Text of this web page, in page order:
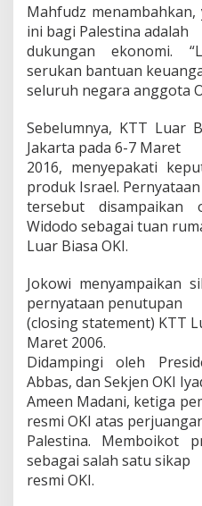
Mahfudz
ini bagi Palestina adalah
dukungan ekonomi.
serukan bantuan
seluruh negara anggota
Sebelumnya, KTT Luar
Jakarta pada 6-7 Maret
2016, menyepakati
produk Israel. Pernyataan
tersebut disampaikan
Widodo sebagai tuan
Luar Biasa OKI.
Jokowi menyampaikan
pernyataan penutupan
(closing statement) KTT
Maret 2006.
Didampingi oleh
Abbas, dan Sekjen OKI
Ameen Madani, ketiga
resmi OKI atas
Palestina. Memboikot
sebagai salah satu sikap
resmi OKI.